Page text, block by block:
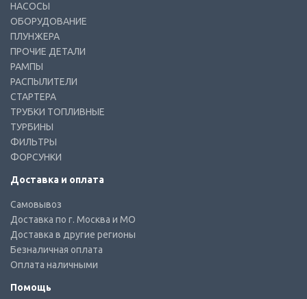
НАСОСЫ
ОБОРУДОВАНИЕ
ПЛУНЖЕРА
ПРОЧИЕ ДЕТАЛИ
РАМПЫ
РАСПЫЛИТЕЛИ
СТАРТЕРА
ТРУБКИ ТОПЛИВНЫЕ
ТУРБИНЫ
ФИЛЬТРЫ
ФОРСУНКИ
Доставка и оплата
Самовывоз
Доставка по г. Москва и МО
Доставка в другие регионы
Безналичная оплата
Оплата наличными
Помощь